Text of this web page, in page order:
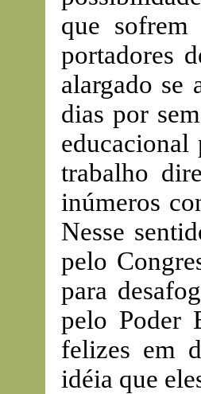
que
portadores
alargado se
dias por
educacional
trabalho
inúmeros
Nesse
pelo
para
pelo Poder
felizes em
idéia que